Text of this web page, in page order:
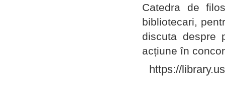
Catedra de
bibliotecari,
discuta despre
acțiune în
https://